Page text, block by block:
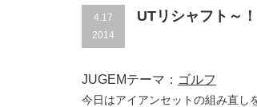
4.17
2014
UTリシャフト～！
JUGEMテーマ： ゴルフ
今日はアイアンセットの組み直し